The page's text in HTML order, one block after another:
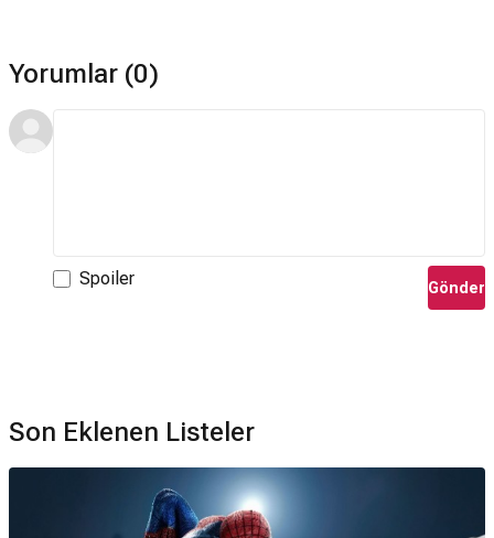
Yorumlar (0)
Spoiler Gönder
Son Eklenen Listeler